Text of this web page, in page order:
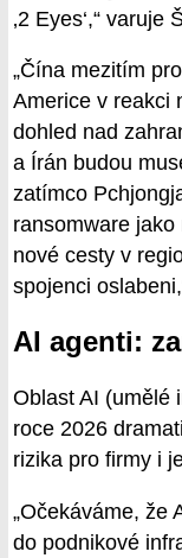
‚2 Eyes‘,“ varuje
„Čína mezitím
Americe v reakci
dohled nad
a Írán budou
zatímco
ransomware
nové cesty v
spojenci
AI agenti:
Oblast AI (umělé
roce 2026
rizika pro firmy i
„Očekáváme, že
do podnikové